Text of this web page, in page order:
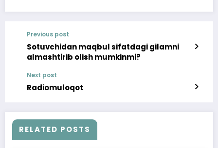
Previous post
Sotuvchidan maqbul sifatdagi gilamni
almashtirib olish mumkinmi?
Next post
Radiomuloqot
RELATED POSTS